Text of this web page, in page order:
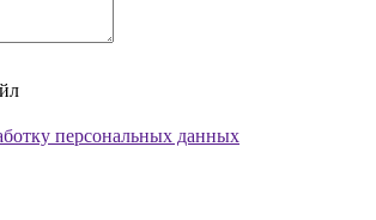
персональных данных